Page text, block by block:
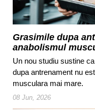
Grasimile dupa
anabolismul
Un nou studiu sustine
dupa antrenament nu
musculara mai mare.
08 Jun, 2026